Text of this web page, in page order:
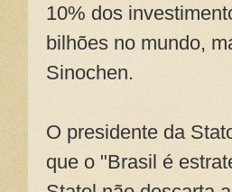
10% dos
bilhões no mundo,
Sinochen.
O presidente da
que o "Brasil é